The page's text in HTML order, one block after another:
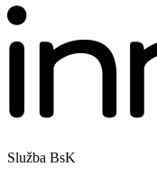
Služba BsK